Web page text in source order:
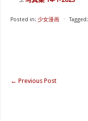
Posted in: 少女漫画 ⋅ Tagged:
← Previous Post